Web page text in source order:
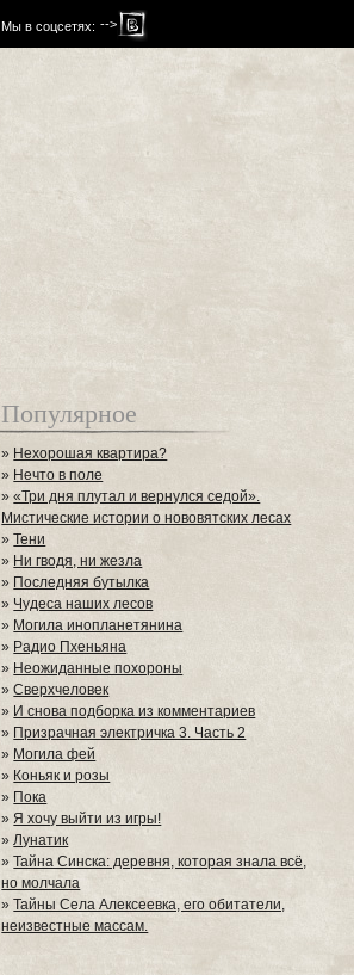
Мы в соцсетях: -->
Популярное
» Нехорошая квартира?
» Нечто в поле
»«Три дня плутал и вернулся седой».
Мистические истории о нововятских лесах
»Тени
» Ни гводя, ни жезла
» Последняя бутылка
» Чудеса наших лесов
» Могила инопланетянина
» Радио Пхеньяна
» Неожиданные похороны
»Сверхчеловек
» И снова подборка из комментариев
» Призрачная электричка 3. Часть 2
» Могила фей
» Коньяк и розы
» Пока
»Я хочу выйти из игры!
»Лунатик
»Тайна Синска: деревня, которая знала всё,
но молчала
»Тайны Села Алексеевка, его обитатели,
неизвестные массам.